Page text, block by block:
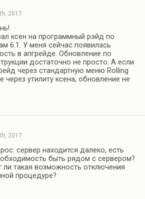
2017
ксен на программный рэйд по
6.1. У меня сейчас появилась
в апгрейде. Обновление по
достаточно не просто. А если
через стандартную меню Rolling
через утилиту ксена, обновление не
2017
сервер находится далеко, есть
быть рядом с сервером?
ли такая возможность отключения
процедуре?